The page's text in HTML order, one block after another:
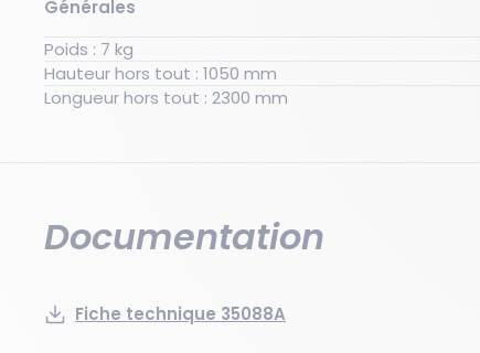
Générales
Poids : 7 kg
Hauteur hors tout : 1050 mm
Longueur hors tout : 2300 mm
Documentation
Fiche technique 35088A